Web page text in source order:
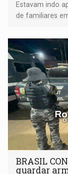
Estavam indo
de familiares
BRASIL
guardar